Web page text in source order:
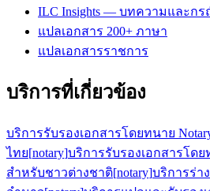
ILC Insights — บทความและก
แปลเอกสาร 200+ ภาษา
แปลเอกสารราชการ
บริการที่เกี่ยวข้อง
บริการรับรองเอกสารโดยทนาย
ไทย[notary]บริการรับรองเอกสารโดย
สำหรับชาวต่างชาติ[notary]บริการร่า